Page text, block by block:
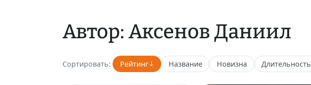
Автор: Аксенов Даниил
Сортировать: Рейтинг Название Новизна Длительность